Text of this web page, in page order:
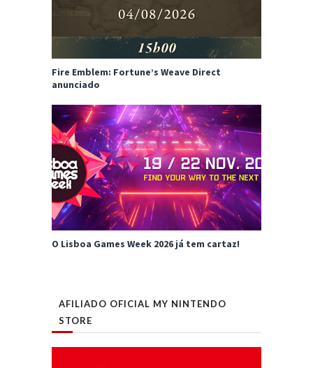
Fire Emblem: Fortune’s Weave Direct
anunciado
O Lisboa Games Week 2026 já tem cartaz!
AFILIADO OFICIAL MY NINTENDO
STORE